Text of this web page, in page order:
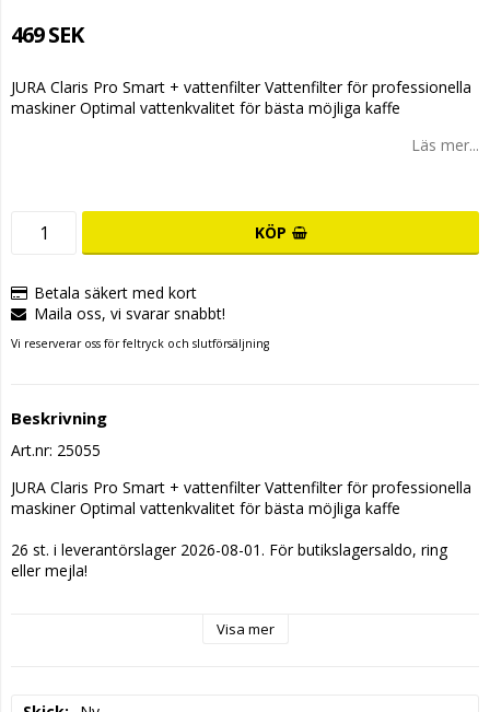
469 SEK
JURA Claris Pro Smart + vattenfilter Vattenfilter för professionella
maskiner Optimal vattenkvalitet för bästa möjliga kaffe
Läs mer...
KÖP
Betala säkert med kort
Maila oss, vi svarar snabbt!
Vi reserverar oss för feltryck och slutförsäljning
Beskrivning
Art.nr: 25055
JURA Claris Pro Smart + vattenfilter Vattenfilter för professionella
maskiner Optimal vattenkvalitet för bästa möjliga kaffe
26 st. i leverantörslager 2026-08-01. För butikslagersaldo, ring
eller mejla!
Visa mer